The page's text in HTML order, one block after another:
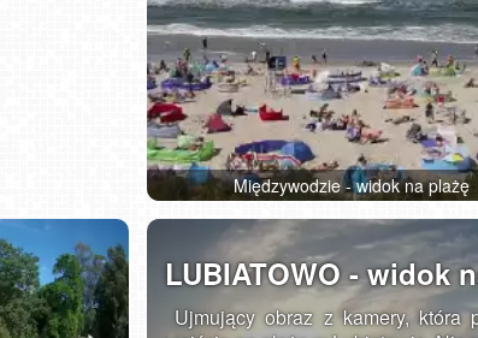
Międzywodzie - widok na plażę
LUBIATOWO - widok
Ujmujący obraz z kamery, która